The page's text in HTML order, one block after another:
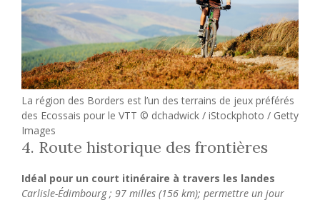
La région des Borders est l’un des terrains de jeux préférés
des Ecossais pour le VTT © dchadwick / iStockphoto / Getty
Images
4. Route historique des frontières
Idéal pour un court itinéraire à travers les landes
Carlisle-Édimbourg ; 97 milles (156 km); permettre un jour